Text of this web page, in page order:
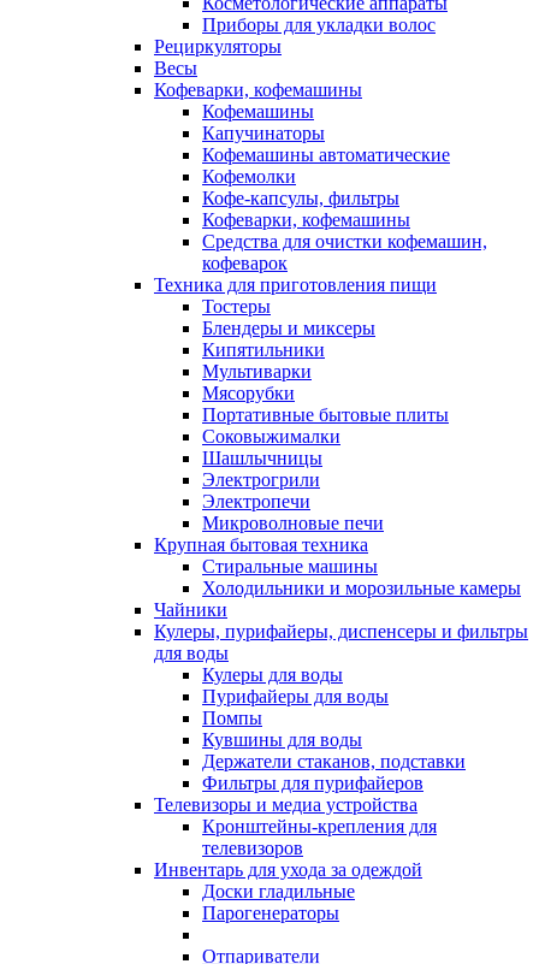
Приборы для укладки волос
Рециркуляторы
Весы
Кофеварки, кофемашины
Кофемашины
Капучинаторы
Кофемашины автоматические
Кофемолки
Кофе-капсулы, фильтры
Кофеварки, кофемашины
Средства для очистки кофемашин,
кофеварок
Техника для приготовления пищи
Тостеры
Блендеры и миксеры
Кипятильники
Мультиварки
Мясорубки
Портативные бытовые плиты
Соковыжималки
Шашлычницы
Электрогрили
Электропечи
Микроволновые печи
Крупная бытовая техника
Стиральные машины
Холодильники и морозильные камеры
Чайники
Кулеры, пурифайеры, диспенсеры и фильтры
для воды
Кулеры для воды
Пурифайеры для воды
Помпы
Кувшины для воды
Держатели стаканов, подставки
Фильтры для пурифайеров
Телевизоры и медиа устройства
Кронштейны-крепления для
телевизоров
Инвентарь для ухода за одеждой
Доски гладильные
Парогенераторы
Отпариватели